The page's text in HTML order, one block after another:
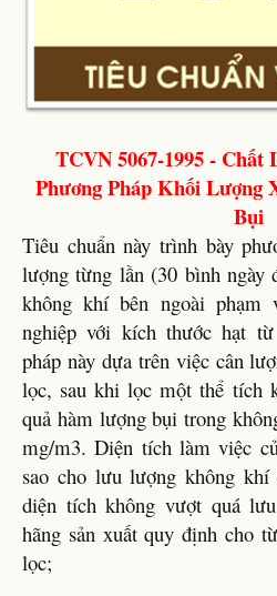
TCVN 5067-1995 -
Phương Pháp Khối Lượng
Bụi
Tiêu chuẩn này trình bày
lượng từng lần (30 bình ngày
không khí bên ngoài
nghiệp với kích thước hạt
pháp này dựa trên việc cân
lọc, sau khi lọc một thể tích
quả hàm lượng bụi trong
mg/m3. Diện tích làm việc
sao cho lưu lượng không
diện tích không vượt quá
hãng sản xuất quy định cho
lọc;